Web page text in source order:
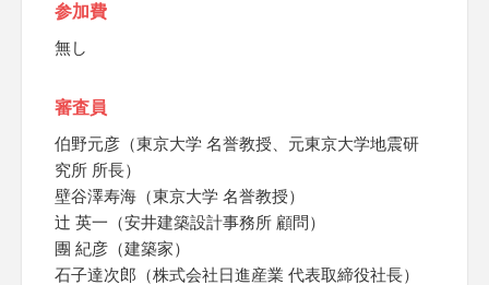
参加費
無し
審査員
伯野元彦（東京大学 名誉教授、元東京大学地震研
究所 所長）
壁谷澤寿海（東京大学 名誉教授）
辻 英一（安井建築設計事務所 顧問）
團 紀彦（建築家）
石子達次郎（株式会社日進産業 代表取締役社長）